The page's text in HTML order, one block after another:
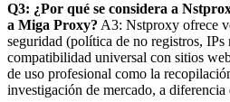
Q3: ¿Por qué se considera a
a Miga Proxy? A3: Nstproxy ofrece
seguridad (política de no registros, IPs
compatibilidad universal con sitios
de uso profesional como la
investigación de mercado, a